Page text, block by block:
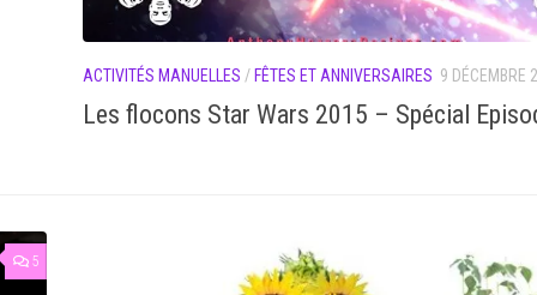
ACTIVITÉS MANUELLES / FÊTES ET ANNIVERSAIRES 9 DÉCEMBRE
Les flocons Star Wars 2015 – Spécial
5